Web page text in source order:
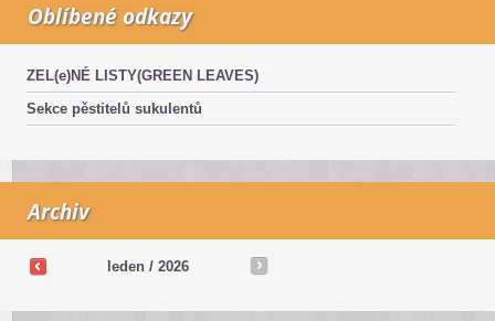
Oblíbené odkazy
ZEL(e)NÉ LISTY(GREEN LEAVES)
Sekce pěstitelů sukulentů
Archiv
leden / 2026